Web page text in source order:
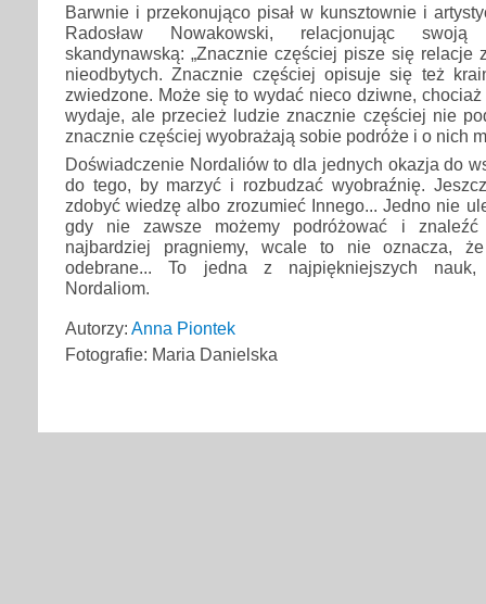
Barwnie i przekonująco pisał w kunsztownie i
Radosław Nowakowski, relacjonując swoją
skandynawską: „Znacznie częściej pisze się relacje
nieodbytych. Znacznie częściej opisuje się też
zwiedzone. Może się to wydać nieco dziwne,
wydaje, ale przecież ludzie znacznie częściej nie
znacznie częściej wyobrażają sobie podróże i o nich
Doświadczenie Nordaliów to dla jednych okazja do
do tego, by marzyć i rozbudzać wyobraźnię.
zdobyć wiedzę albo zrozumieć Innego... Jedno nie
gdy nie zawsze możemy podróżować i
najbardziej pragniemy, wcale to nie oznacza,
odebrane... To jedna z najpiękniejszych nauk,
Nordaliom.
Autorzy: Anna Piontek
Fotografie: Maria Danielska